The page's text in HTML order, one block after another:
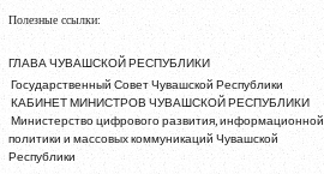
Полезные ссылки:
ГЛАВА ЧУВАШСКОЙ РЕСПУБЛИКИ
Государственный Совет Чувашской Республики
КАБИНЕТ МИНИСТРОВ ЧУВАШСКОЙ РЕСПУБЛИКИ
Министерство цифрового развития, информационной
политики и массовых коммуникаций Чувашской
Республики